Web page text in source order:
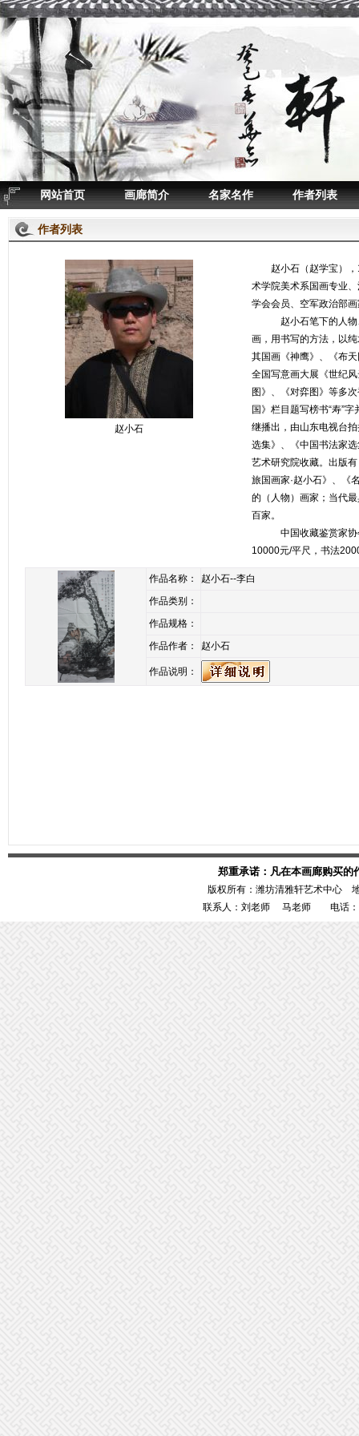
网站首页 画廊简介 名家名作 作者列表
作者列表
赵小石
赵小石（赵学宝），
术学院美术系国画专业
学会会员、空军政治部
赵小石笔下的人物、
画，用书写的方法，以
其国画《神鹰》、《布
全国写意画大展《世纪
图》、《对弈图》等多
国》栏目题写榜书“寿”
继播出，由山东电视台
选集》、《中国书法家
艺术研究院收藏。出版
旅国画家·赵小石》、《
的（人物）画家；当代
百家。
中国收藏鉴赏家协会
10000元/平尺，书法
作品名称：
赵小石--李白
作品类别：
作品规格：
作品作者：
赵小石
作品说明：
郑重承诺：凡在本画廊购买的
版权所有：潍坊清雅轩艺术中心
联系人：刘老师 马老师 电话